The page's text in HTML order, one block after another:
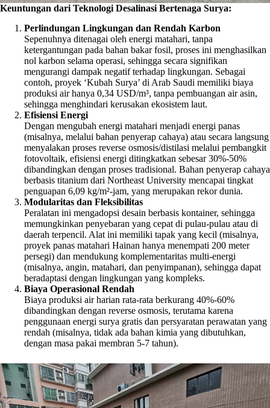
Keuntungan dari Teknologi Desalinasi Bertenaga Surya:
Perlindungan Lingkungan dan Rendah Karbon
Sepenuhnya ditenagai oleh energi matahari, tanpa
ketergantungan pada bahan bakar fosil, proses ini menghasilkan
nol karbon selama operasi, sehingga secara signifikan
mengurangi dampak negatif terhadap lingkungan. Sebagai
contoh, proyek ‘Kubah Surya’ di Arab Saudi memiliki biaya
produksi air hanya 0,34 USD/m³, tanpa pembuangan air asin,
sehingga menghindari kerusakan ekosistem laut.
Efisiensi Energi
Dengan mengubah energi matahari menjadi energi panas
(misalnya, melalui bahan penyerap cahaya) atau secara langsung
menyalakan proses reverse osmosis/distilasi melalui pembangkit
fotovoltaik, efisiensi energi ditingkatkan sebesar 30%-50%
dibandingkan dengan proses tradisional. Bahan penyerap cahaya
berbasis titanium dari Northeast University mencapai tingkat
penguapan 6,09 kg/m²-jam, yang merupakan rekor dunia.
Modularitas dan Fleksibilitas
Peralatan ini mengadopsi desain berbasis kontainer, sehingga
memungkinkan penyebaran yang cepat di pulau-pulau atau di
daerah terpencil. Alat ini memiliki tapak yang kecil (misalnya,
proyek panas matahari Hainan hanya menempati 200 meter
persegi) dan mendukung komplementaritas multi-energi
(misalnya, angin, matahari, dan penyimpanan), sehingga dapat
beradaptasi dengan lingkungan yang kompleks.
Biaya Operasional Rendah
Biaya produksi air harian rata-rata berkurang 40%-60%
dibandingkan dengan reverse osmosis, terutama karena
penggunaan energi surya gratis dan persyaratan perawatan yang
rendah (misalnya, tidak ada bahan kimia yang dibutuhkan,
dengan masa pakai membran 5-7 tahun).